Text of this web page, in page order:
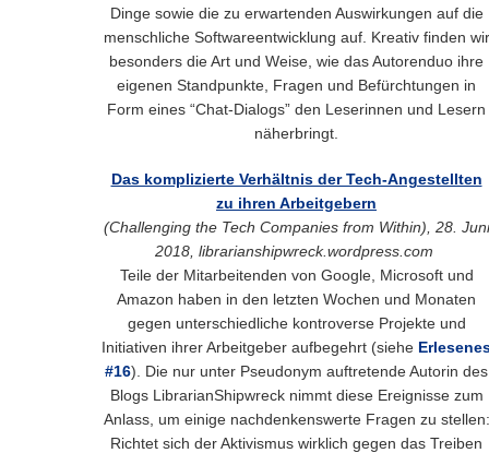
Dinge sowie die zu erwartenden Auswirkungen auf die
menschliche Softwareentwicklung auf. Kreativ finden wir
besonders die Art und Weise, wie das Autorenduo ihre
eigenen Standpunkte, Fragen und Befürchtungen in
Form eines “Chat-Dialogs” den Leserinnen und Lesern
näherbringt.
Das komplizierte Verhältnis der Tech-Angestellten
zu ihren Arbeitgebern
(Challenging the Tech Companies from Within), 28. Juni
2018, librarianshipwreck.wordpress.com
Teile der Mitarbeitenden von Google, Microsoft und
Amazon haben in den letzten Wochen und Monaten
gegen unterschiedliche kontroverse Projekte und
Initiativen ihrer Arbeitgeber aufbegehrt (siehe
#16). Die nur unter Pseudonym auftretende Autorin des
Blogs LibrarianShipwreck nimmt diese Ereignisse zum
Anlass, um einige nachdenkenswerte Fragen zu stellen:
Richtet sich der Aktivismus wirklich gegen das Treiben